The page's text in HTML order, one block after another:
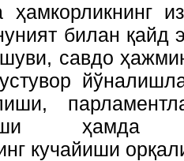
билан қайд
савдо
ҳамда
кучайиши